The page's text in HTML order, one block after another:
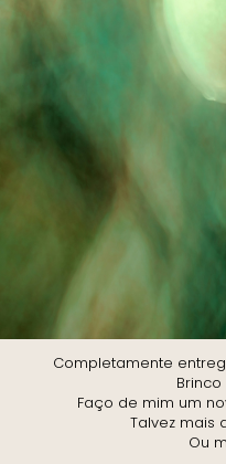
Completamente
Faço de mim um
Talvez mais
Ou